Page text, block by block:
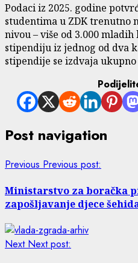
Podaci iz 2025. godine
studentima u ZDK trenutno
nivou – više od 3.000
stipendiju iz jednog od dva
stipendije se izdvaja
Post navigation
Previous Previous post:
Ministarstvo za boračka
zapošljavanje djece
Next Next post: